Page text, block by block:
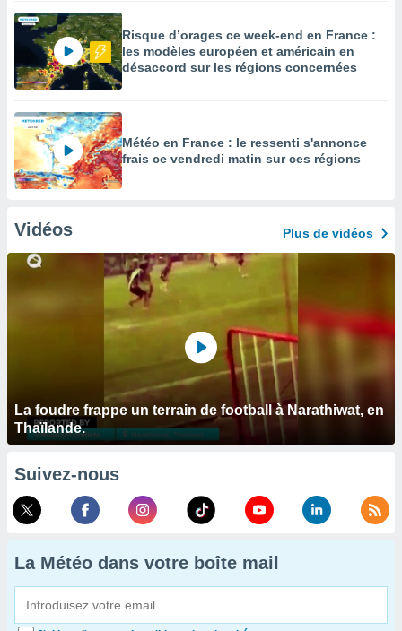
Risque d’orages ce week-end en France :
les modèles européen et américain en
désaccord sur les régions concernées
Météo en France : le ressenti s'annonce
frais ce vendredi matin sur ces régions
Vidéos Plus de vidéos
La foudre frappe un terrain de football à Narathiwat, en
Thaïlande.
Suivez-nous
La Météo dans votre boîte mail